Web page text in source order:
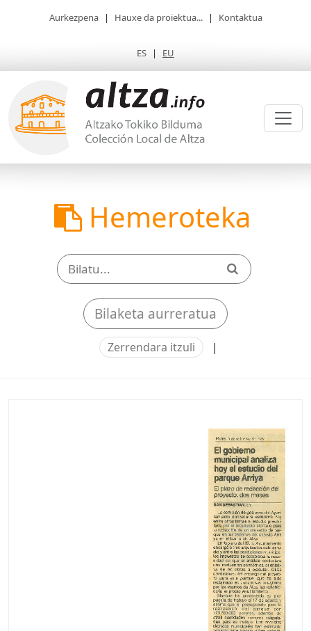
Aurkezpena | Hauxe da proiektua... | Kontaktua
ES | EU
Hemeroteka
Bilaketa aurreratua
Zerrendara itzuli |